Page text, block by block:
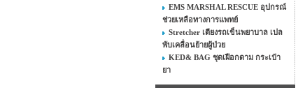
EMS MARSHAL RESCUE อุปกรณ์
ช่วยเหลือทางการแพทย์
Stretcher เตียงรถเข็นพยาบาล เปล
พับเคลื่อนย้ายผู้ป่วย
KED& BAG ชุดเฝือกดาม กระเป๋า
ยา